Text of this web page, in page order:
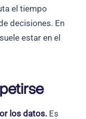
el tiempo
decisiones. En
estar en el
los datos. Es